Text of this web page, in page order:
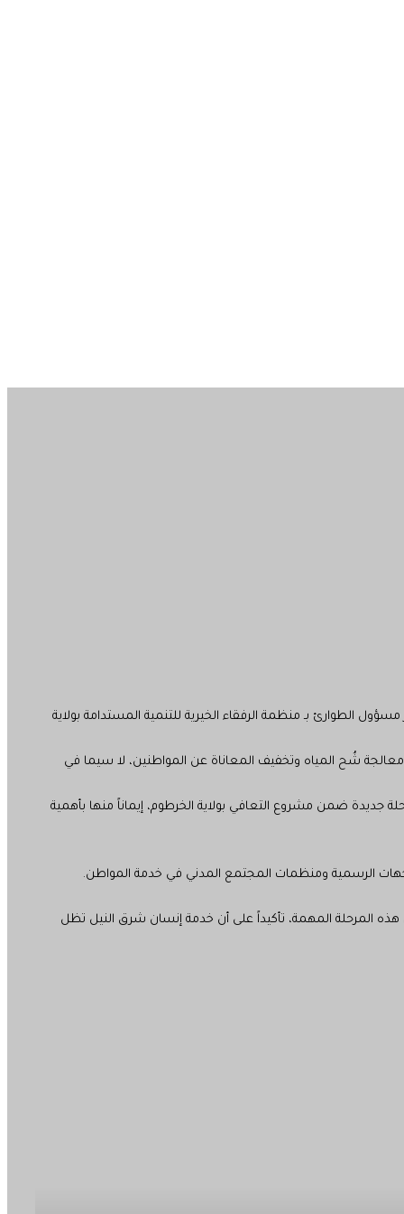
الطوارئ بـ منظمة الرفقاء الخيرية للتنمية المستدامة بولاية
شُح المياه وتخفيف المعاناة عن المواطنين، لا سيما في
جديدة ضمن مشروع التعافي بولاية الخرطوم، إيماناً منها بأهمية
الجهات الرسمية ومنظمات المجتمع المدني في خدمة المواطن.
المرحلة المهمة، تأكيداً على أن خدمة إنسان شرق النيل تظل